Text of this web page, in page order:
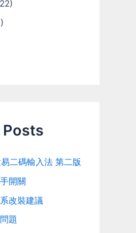
Posts
二碼輸入法 第二版
開關
改裝建議
題